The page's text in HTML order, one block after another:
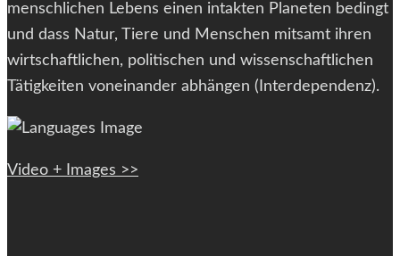
menschlichen Lebens einen intakten Planeten bedingt
und dass Natur, Tiere und Menschen mitsamt ihren
wirtschaftlichen, politischen und wissenschaftlichen
Tätigkeiten voneinander abhängen (Interdependenz).
Video + Images >>